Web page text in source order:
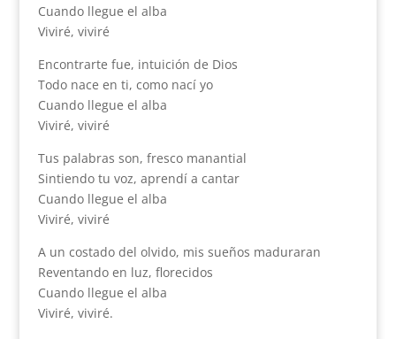
Cuando llegue el alba
Viviré, viviré
Encontrarte fue, intuición de Dios
Todo nace en ti, como nací yo
Cuando llegue el alba
Viviré, viviré
Tus palabras son, fresco manantial
Sintiendo tu voz, aprendí a cantar
Cuando llegue el alba
Viviré, viviré
A un costado del olvido, mis sueños maduraran
Reventando en luz, florecidos
Cuando llegue el alba
Viviré, viviré.